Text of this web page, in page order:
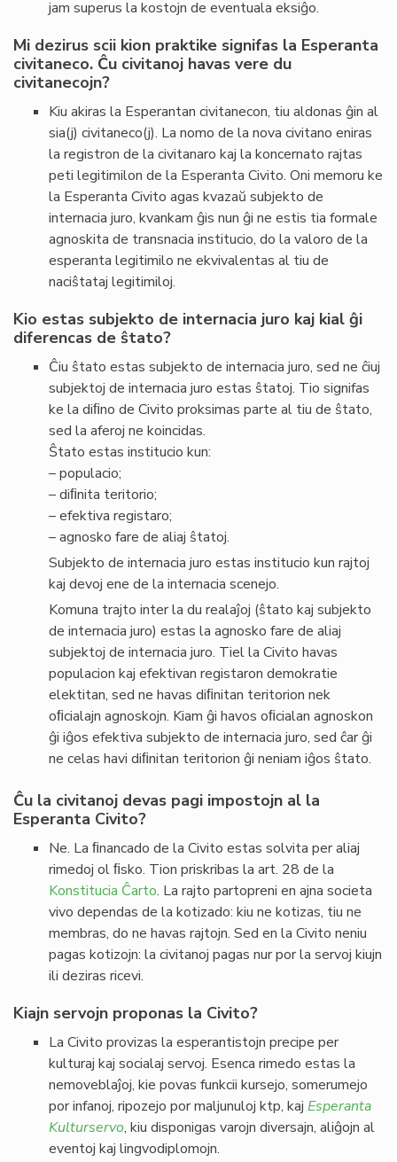
jam superus la kostojn de eventuala eksiĝo.
Mi dezirus scii kion praktike signifas la Esperanta
civitaneco. Ĉu civitanoj havas vere du
civitanecojn?
Kiu akiras la Esperantan civitanecon, tiu aldonas ĝin al
sia(j) civitaneco(j). La nomo de la nova civitano eniras
la registron de la civitanaro kaj la koncernato rajtas
peti legitimilon de la Esperanta Civito. Oni memoru ke
la Esperanta Civito agas kvazaŭ subjekto de
internacia juro, kvankam ĝis nun ĝi ne estis tia formale
agnoskita de transnacia institucio, do la valoro de la
esperanta legitimilo ne ekvivalentas al tiu de
naciŝtataj legitimiloj.
Kio estas subjekto de internacia juro kaj kial ĝi
diferencas de ŝtato?
Ĉiu ŝtato estas subjekto de internacia juro, sed ne ĉiuj
subjektoj de internacia juro estas ŝtatoj. Tio signifas
ke la diﬁno de Civito proksimas parte al tiu de ŝtato,
sed la aferoj ne koincidas.
Ŝtato estas institucio kun:
– populacio;
– diﬁnita teritorio;
– efektiva registaro;
– agnosko fare de aliaj ŝtatoj.
Subjekto de internacia juro estas institucio kun rajtoj
kaj devoj ene de la internacia scenejo.
Komuna trajto inter la du realaĵoj (ŝtato kaj subjekto
de internacia juro) estas la agnosko fare de aliaj
subjektoj de internacia juro. Tiel la Civito havas
populacion kaj efektivan registaron demokratie
elektitan, sed ne havas diﬁnitan teritorion nek
oﬁcialajn agnoskojn. Kiam ĝi havos oﬁcialan agnoskon
ĝi iĝos efektiva subjekto de internacia juro, sed ĉar ĝi
ne celas havi diﬁnitan teritorion ĝi neniam iĝos ŝtato.
Ĉu la civitanoj devas pagi impostojn al la
Esperanta Civito?
Ne. La ﬁnancado de la Civito estas solvita per aliaj
rimedoj ol ﬁsko. Tion priskribas la art. 28 de la
Konstitucia Ĉarto. La rajto partopreni en ajna societa
vivo dependas de la kotizado: kiu ne kotizas, tiu ne
membras, do ne havas rajtojn. Sed en la Civito neniu
pagas kotizojn: la civitanoj pagas nur por la servoj kiujn
ili deziras ricevi.
Kiajn servojn proponas la Civito?
La Civito provizas la esperantistojn precipe per
kulturaj kaj socialaj servoj. Esenca rimedo estas la
nemoveblaĵoj, kie povas funkcii kursejo, somerumejo
por infanoj, ripozejo por maljunuloj ktp, kaj Esperanta
Kulturservo, kiu disponigas varojn diversajn, aliĝojn al
eventoj kaj lingvodiplomojn.